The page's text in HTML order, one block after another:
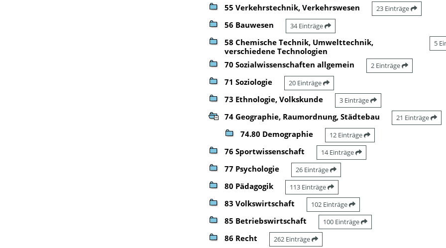
55 Verkehrstechnik, Verkehrswesen 23 Einträge
56 Bauwesen 34 Einträge
58 Chemische Technik, Umwelttechnik,
verschiedene Technologien
5
70 Sozialwissenschaften allgemein 2 Einträge
71 Soziologie 20 Einträge
73 Ethnologie, Volkskunde 3 Einträge
74 Geographie, Raumordnung, Städtebau 21 Einträge
74.80 Demographie 12 Einträge
76 Sportwissenschaft 14 Einträge
77 Psychologie 26 Einträge
80 Pädagogik 113 Einträge
83 Volkswirtschaft 102 Einträge
85 Betriebswirtschaft 100 Einträge
86 Recht 262 Einträge